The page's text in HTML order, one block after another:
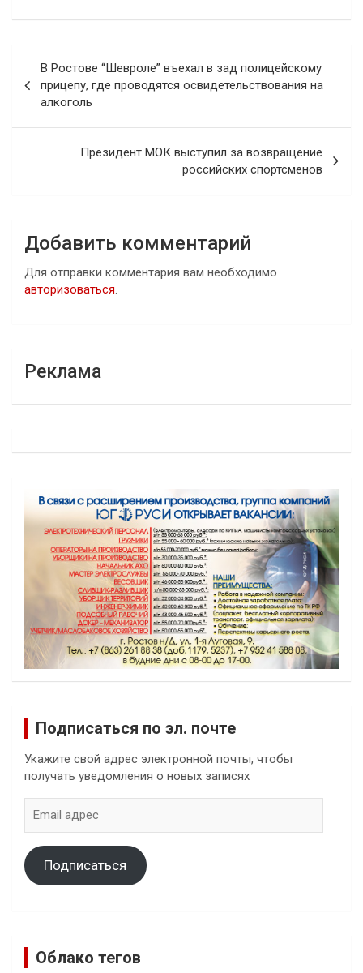
по
записям
В Ростове “Шевроле” въехал в зад полицейскому
прицепу, где проводятся освидетельствования на
алкоголь
Президент МОК выступил за возвращение
российских спортсменов
Добавить комментарий
Для отправки комментария вам необходимо
авторизоваться.
Реклама
Подписаться по эл. почте
Укажите свой адрес электронной почты, чтобы
получать уведомления о новых записях
адрес
Подписаться
Облако тегов